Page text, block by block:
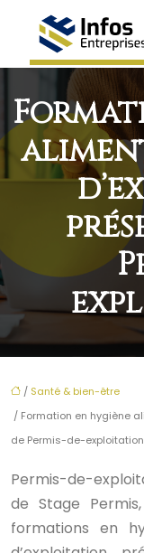
/ Santé & bien-être
/ Formation en hygiène
de Permis-de-
Permis-de-
de Stage
formations en